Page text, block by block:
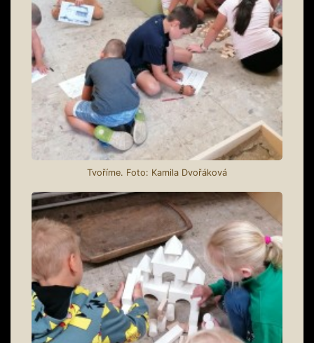
Tvoříme. Foto: Kamila Dvořáková